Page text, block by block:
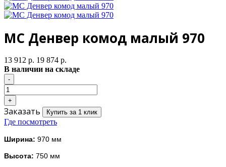
МС Денвер комод малый 970
13 912 р. 19 874 р.
В наличии на складе
Заказать Купить за 1 клик
Где посмотреть
Ширина: 970 мм
Высота: 750 мм